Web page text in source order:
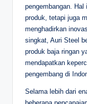
pengembangan.
produk, tetapi juga
menghadirkan
singkat, Auri Steel
produk baja ringan
mendapatkan
pengembang di
Selama lebih dari